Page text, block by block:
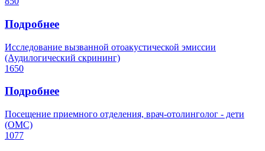
Подробнее
Исследование вызванной отоакустической эмиссии
(Аудилогический скрининг)
1650
Подробнее
Посещение приемного отделения, врач-отолинголог - дети
(ОМС)
1077